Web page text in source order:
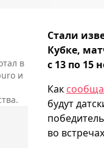
в
и
Стали
Кубке,
с 13 по 15
Как
будут
во